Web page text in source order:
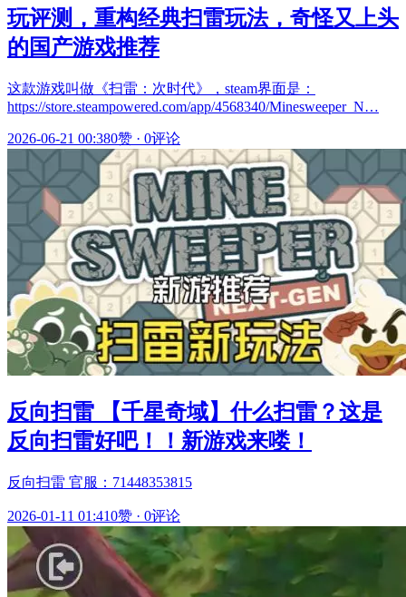
玩评测，重构经典扫雷玩法，奇怪又上头
的国产游戏推荐
这款游戏叫做《扫雷：次时代》，steam界面是：
https://store.steampowered.com/app/4568340/Minesweeper_N…
2026-06-21 00:380赞 · 0评论
反向扫雷 【千星奇域】什么扫雷？这是
反向扫雷好吧！！新游戏来喽！
反向扫雷 官服：71448353815
2026-01-11 01:410赞 · 0评论